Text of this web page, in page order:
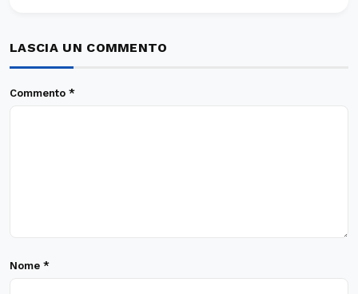
LASCIA UN COMMENTO
Commento *
Nome *